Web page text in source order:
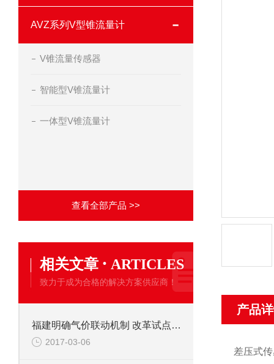
AVZ系列V型锥流量计
V锥流量传感器
智能型V锥流量计
一体型V锥流量计
查看全部产品 >>
相关文章 · ARTICLES
致力于成为合格的解决方案供应商！
福建明确气价联动机制 改革试点开启降价模式
2017-03-06
产品
差压式